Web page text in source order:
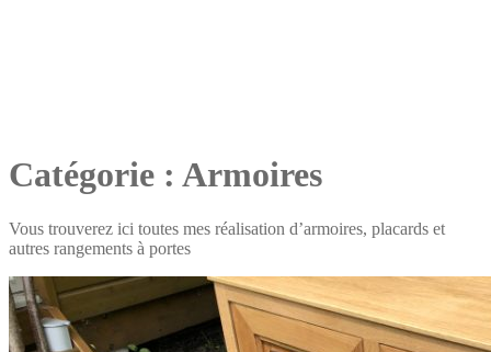
Catégorie : Armoires
Vous trouverez ici toutes mes réalisation d’armoires, placards et
autres rangements à portes